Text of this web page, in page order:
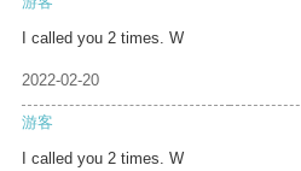
I called you 2 times. W
2022-02-20
游客
I called you 2 times. W